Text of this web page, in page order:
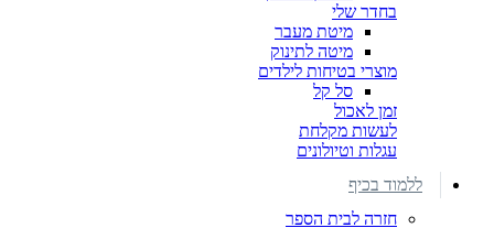
בחדר שלי
מיטת מעבר
מיטה לתינוק
מוצרי בטיחות לילדים
סל קל
זמן לאכול
לעשות מקלחת
עגלות וטיולונים
ללמוד בכיף
חזרה לבית הספר